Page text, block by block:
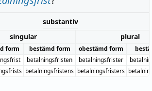
substantiv
singular
plural
form bestämd form obestämd form
betalningsfristen betalningsfrister
betalningsfristens betalningsfristers